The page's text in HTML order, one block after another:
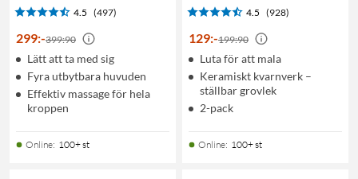
4.5 (497)
299:-399:90
Lätt att ta med sig
Fyra utbytbara huvuden
Effektiv massage för hela
kroppen
Online: 100+ st
4.5 (928)
129:-199:90
Luta för att mala
Keramiskt kvarnverk –
ställbar grovlek
2-pack
Online: 100+ st